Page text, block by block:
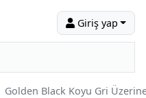
Giriş yap
Golden Black Koyu Gri